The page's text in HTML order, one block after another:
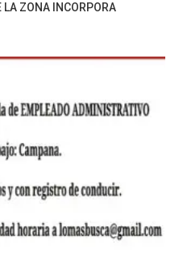
LA ZONA INCORPORA